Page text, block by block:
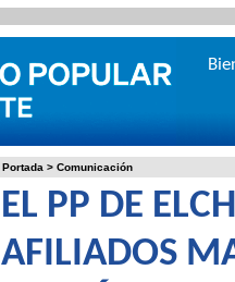
Portada > Comunicación
EL PP DE
AFILIADOS